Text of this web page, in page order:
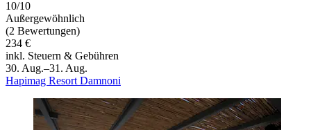
10/10
Außergewöhnlich
(2 Bewertungen)
234 €
inkl. Steuern & Gebühren
30. Aug.–31. Aug.
Hapimag Resort Damnoni